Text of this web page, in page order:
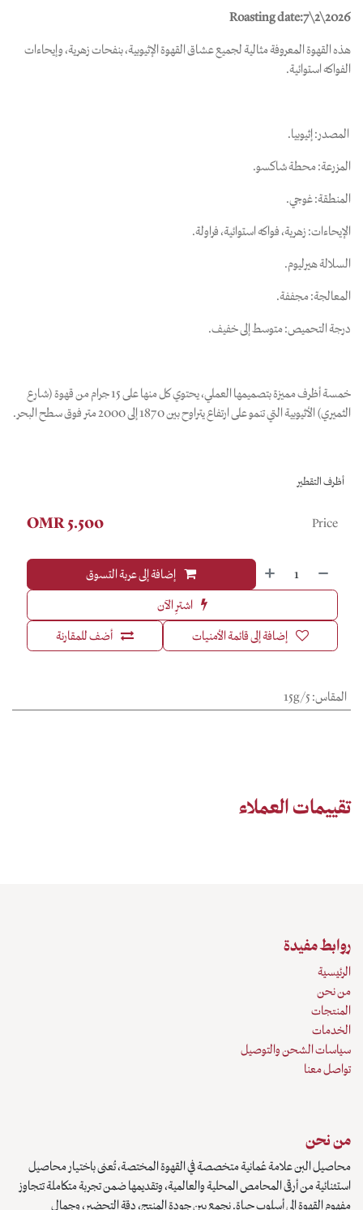
Roasting date:7\2\2026
هذه القهوة المعروفة مثالية لجميع عشاق القهوة الإثيوبية، بنفحات زهرية، وإيحاءات
الفواكه استوائية.
المصدر: إثيوبيا.
المزرعة: محطة شاكسو.
المنطقة: غوجي.
الإيحاءات: زهرية، فواكه استوائية، فراولة.
السلالة هيرليوم.
المعالجة: مجففة.
درجة التحميص: متوسط إلى خفيف.
خمسة أظرف مميزة بتصميمها العملي، يحتوي كل منها على 15 جرام من قهوة (شارع
الثميري) الأثيوبية التي تنمو على ارتفاع يتراوح بين 1870 إلى 2000 متر فوق سطح البحر.
أظرف التقطير
إضافة إلى عربة التسوق
اشترِ الآن
أضف للمقارنة إضافة إلى قائمة الأمنيات
Price
5.500
المقاس:
15g/5
تقييمات العملاء
روابط مفيدة
الرئيسية
من نحن
المنتجات
الخدمات
سياسات الشحن والتوصيل
تواصل معنا
من نحن
محاصيل البن علامة عُمانية متخصصة في القهوة المختصة، تُعنى باختيار محاصيل
استثنائية من أرقى المحامص المحلية والعالمية، وتقديمها ضمن تجربة متكاملة تتجاوز
مفهوم القهوة إلى أسلوب حياة. نجمع بين جودة المنتج، دقة التحضير، وجمال